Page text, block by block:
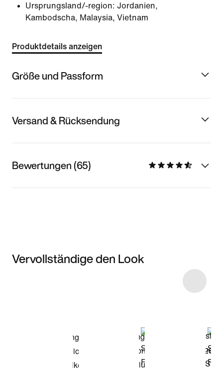
Ursprungsland/-region: Jordanien,
Kambodscha, Malaysia, Vietnam
Produktdetails anzeigen
Größe und Passform
Versand & Rücksendung
Bewertungen (65)
Vervollständige den Look